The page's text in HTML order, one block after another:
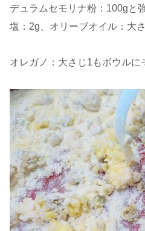
デュラムセモリナ粉：100gと
塩：2g、オリーブオイル：大
オレガノ：大さじ1もボウルに